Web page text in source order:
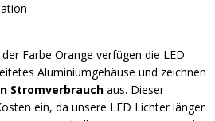
Farbe Orange verfügen die LED
Aluminiumgehäuse und zeichnen
Stromverbrauch aus. Dieser
ein, da unsere LED Lichter länger